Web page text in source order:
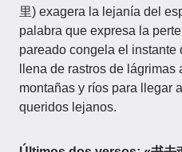
里) exagera la lejanía del
palabra que expresa la
pareado congela el instante
llena de rastros de
montañas y ríos para llegar
queridos lejanos.